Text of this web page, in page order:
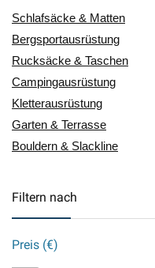
Schlafsäcke & Matten
Bergsportausrüstung
Rucksäcke & Taschen
Campingausrüstung
Kletterausrüstung
Garten & Terrasse
Bouldern & Slackline
Filtern nach
Preis (€)